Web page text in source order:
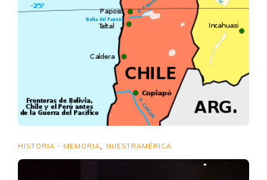
HISTORIA - MEMORIA NUESTRAMÉRICA
Centenario de la vergonzosa